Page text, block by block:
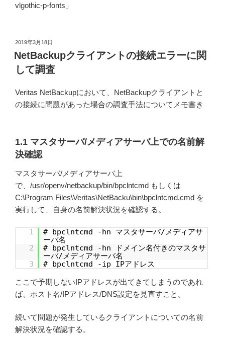
vlgothic-p-fonts」
投
稿
日:
2019年3月18日
NetBackupクライアントの接続エラーに関
して調査
Veritas NetBackupにおいて、NetBackupクライアントと
の接続に問題があった場合の調査手法についてメモ書き
1.1 マスタサーバ/メディアサーバ上での名前解
決確認
マスタサーバ/メディアサーバ上
で、/usr/openv/netbackup/bin/bpclntcmd もしくは
C:\Program Files\Veritas\NetBacku\bin\bpclntcmd.cmd を
実行して、自身の名前解決状況を確認する。
1
# bpclntcmd -hn マスタサーバ/メディアサ
ーバ名
2
# bpclntcmd -hn ドメイン名付きのマスタサ
ーバ/メディアサーバ名
3
# bpclntcmd -ip IPアドレス
ここで予期しないIPアドレスが出てきてしまうのであれ
ば、ホスト名/IPアドレス/DNS設定を見直すこと。
続いて問題が発生しているクライアントについての名前
解決状況を確認する。